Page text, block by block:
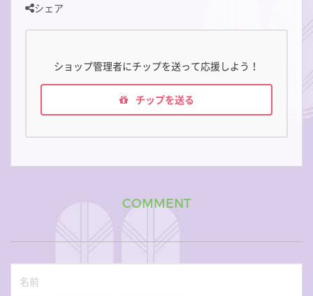
シェア
ショップ管理者にチップを送って応援しよう！
チップを送る
COMMENT